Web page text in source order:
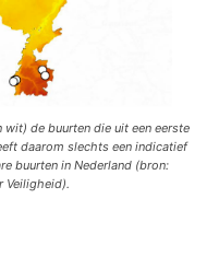
de buurten die uit een eerste
daarom slechts een indicatief
buurten in Nederland (bron:
Veiligheid).